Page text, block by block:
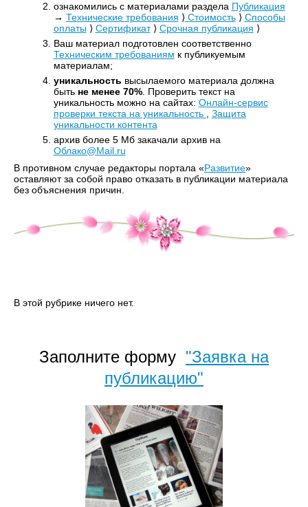
ознакомились c материалами раздела Публикация
→ Технические требования ⟩Стоимость⟩ Способы
оплаты ⟩ Сертификат⟩ Срочная публикация ⟩
Ваш материал подготовлен соответственно
Техническим требованиям к публикуемым
материалам;
уникальность высылаемого материала должна
быть не менее 70%. Проверить текст на
уникальность можно на сайтах: Онлайн-сервис
проверки текста на уникальность
Защита
уникальности контента
архив более 5 Мб закачали архив на
Облако@Mail.ru
В противном случае редакторы портала «Развитие»
оставляют за собой право отказать в публикации материала
без объяснения причин.
В этой рубрике ничего нет.
Заполните форму "Заявка на
публикацию"